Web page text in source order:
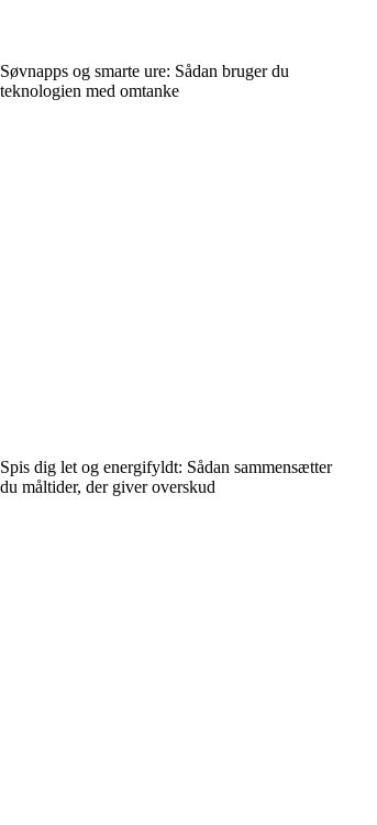
Søvnapps og smarte ure: Sådan bruger du
teknologien med omtanke
Spis dig let og energifyldt: Sådan sammensætter
du måltider, der giver overskud